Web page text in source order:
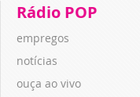
Rádio POP
empregos
notícias
ouça ao vivo